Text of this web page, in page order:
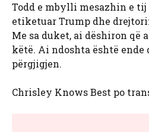
Todd e mbylli mesazhin e
etiketuar Trump dhe
Me sa duket, ai dëshiron që
këtë. Ai ndoshta është
përgjigjen.
Chrisley Knows Best po